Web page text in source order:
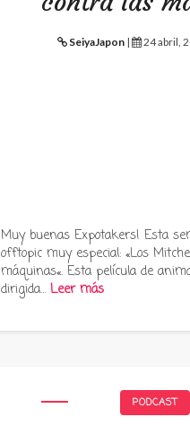
SeiyaJapon | 24 abril,
Muy buenas Expotakers! Esta
offtopic muy especial: «Los
máquinas«. Esta película de
dirigida…Leer más
PODCAST